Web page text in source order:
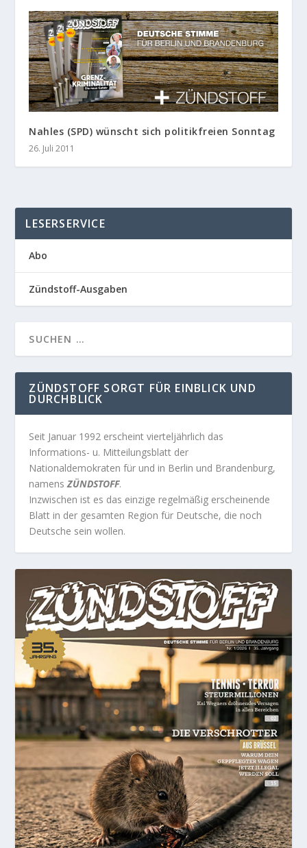
Nahles (SPD) wünscht sich politikfreien Sonntag
26. Juli 2011
LESERSERVICE
Abo
Zündstoff-Ausgaben
ZÜNDSTOFF SORGT FÜR EINBLICK UND
DURCHBLICK
Seit Januar 1992 erscheint vierteljährlich das
Informations- u. Mitteilungsblatt der
Nationaldemokraten für und in Berlin und Brandenburg,
namensZÜNDSTOFF.
Inzwischen ist es das einzige regelmäßig erscheinende
Blatt in der gesamten Region für Deutsche, die noch
Deutsche sein wollen.